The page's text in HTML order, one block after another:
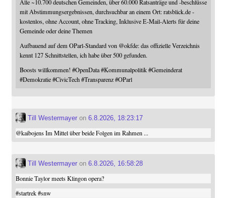
Alle ~10.700 deutschen Gemeinden, über 60.000 Ratsanträge und -beschlüsse
mit Abstimmungsergebnissen, durchsuchbar an einem Ort: ratsblick.de -
kostenlos, ohne Account, ohne Tracking, Inklusive E-Mail-Alerts für deine
Gemeinde oder deine Themen
Aufbauend auf dem OParl-Standard von @okfde: das offizielle Verzeichnis
kennt 127 Schnittstellen, ich habe über 500 gefunden.
Boosts willkommen! #OpenData #Kommunalpolitik #Gemeinderat
#Demokratie #CivicTech #Transparenz #OParl
Till Westermayeron 6.8.2026, 18:23:17
@kaibojensIm Mittel über beide Folgen im Rahmen ...
Till Westermayeron 6.8.2026, 16:58:28
Bonnie Taylor meets Klingon opera?
#startrek #snw